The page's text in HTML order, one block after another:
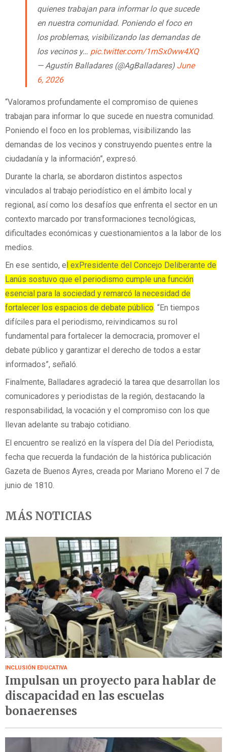
quienes trabajan para informar lo que sucede
en nuestra comunidad. Poniendo el foco en
los problemas, visibilizando las demandas de
los vecinos y… pic.twitter.com/1mSx0ww4XQ
— Agustín Balladares (@AgBalladares) June
6, 2026
“Valoramos profundamente el compromiso de quienes
trabajan para informar lo que sucede en nuestra comunidad.
Poniendo el foco en los problemas, visibilizando las
demandas de los vecinos y construyendo puentes entre la
ciudadanía y la información”, expresó.
Durante la charla, se abordaron distintos aspectos
vinculados al trabajo periodístico en el ámbito local y
regional, así como los desafíos que enfrenta el sector en un
contexto marcado por transformaciones tecnológicas,
dificultades económicas y cuestionamientos a la labor de los
medios.
En ese sentido, e l exPresidente del Concejo Deliberante de
Lanús sostuvo que el periodismo cumple una función
esencial para la sociedad y remarcó la necesidad de
fortalecer los espacios de debate público. “En tiempos
difíciles para el periodismo, reivindicamos su rol
fundamental para fortalecer la democracia, promover el
debate público y garantizar el derecho de todos a estar
informados”, señaló.
Finalmente, Balladares agradeció la tarea que desarrollan los
comunicadores y periodistas de la región, destacando la
responsabilidad, la vocación y el compromiso con los que
llevan adelante su trabajo cotidiano.
El encuentro se realizó en la víspera del Día del Periodista,
fecha que recuerda la fundación de la histórica publicación
Gazeta de Buenos Ayres, creada por Mariano Moreno el 7 de
junio de 1810.
MÁS NOTICIAS
INCLUSIÓN EDUCATIVA
Impulsan un proyecto para hablar de
discapacidad en las escuelas
bonaerenses